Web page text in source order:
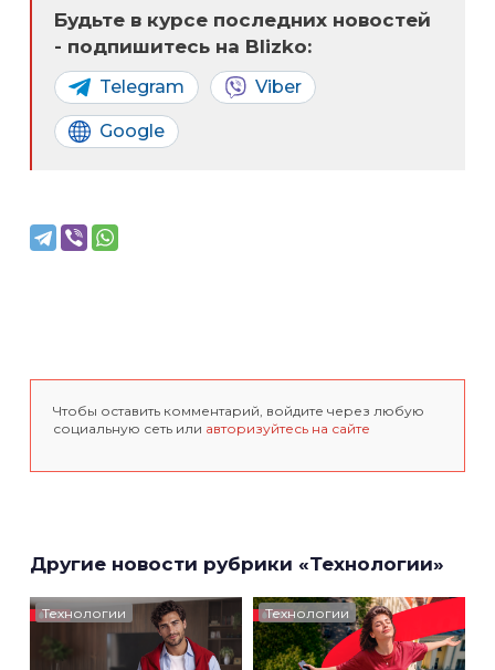
Будьте в курсе последних новостей
- подпишитесь на Blizko:
Telegram Viber
Google
Чтобы оставить комментарий, войдите через любую
социальную сеть или авторизуйтесь на сайте
Другие новости рубрики «Технологии»
Технологии Технологии